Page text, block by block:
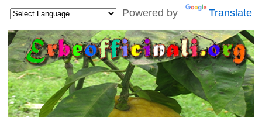
Powered by Translate